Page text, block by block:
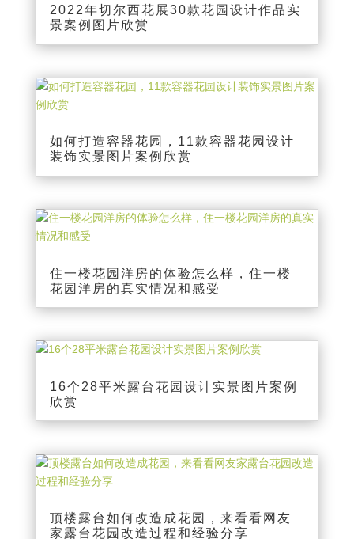
2022年切尔西花展30款花园设计作品实
景案例图片欣赏
如何打造容器花园，11款容器花园设计
装饰实景图片案例欣赏
住一楼花园洋房的体验怎么样，住一楼
花园洋房的真实情况和感受
16个28平米露台花园设计实景图片案例
欣赏
顶楼露台如何改造成花园，来看看网友
家露台花园改造过程和经验分享